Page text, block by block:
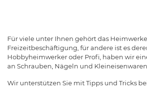
Für viele unter Ihnen gehört das
Freizeitbeschäftigung, für andere ist es
Hobbyheimwerker oder Profi, haben wir
an Schrauben, Nägeln und
Wir unterstützen Sie mit Tipps und Tricks